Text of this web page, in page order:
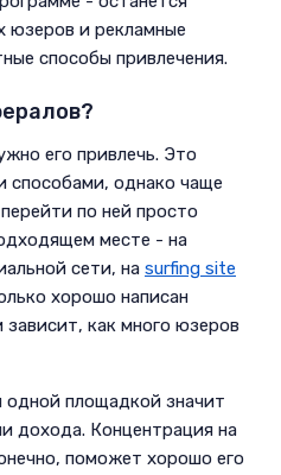
юзеров и рекламные
способы привлечения.­
его привлечь. Это
способами, однако чаще
по ней просто
месте - на
сети, на surfing site
хорошо написан
как много юзеров
одной площадкой значит
дохода. Концентрация на
поможет хорошо его